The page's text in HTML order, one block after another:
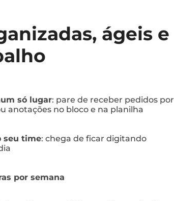
ágeis e
só lugar: pare de receber pedidos por
anotações no bloco e na planilha
seu time: chega de ficar digitando
por semana